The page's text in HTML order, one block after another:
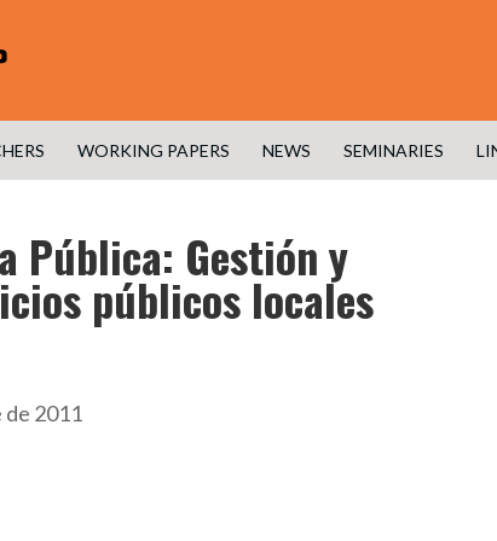
WORKING PAPERS NEWS SEMINARIES
Pública: Gestión y
públicos locales
de 2011